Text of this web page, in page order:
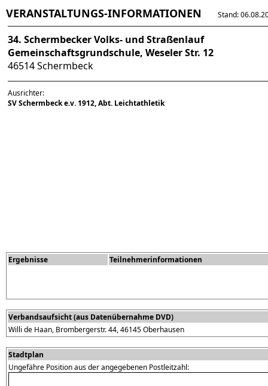
VERANSTALTUNGS-INFORMATIONEN Stand:
34. Schermbecker Volks- und Straßenlauf
Gemeinschaftsgrundschule, Weseler Str. 12
46514 Schermbeck
Ausrichter:
SV Schermbeck e.v. 1912, Abt. Leichtathletik
Ergebnisse Teilnehmerinformationen
Verbandsaufsicht (aus Datenübernahme DVD)
Willi de Haan, Brombergerstr. 44, 46145 Oberhausen
Stadtplan
Ungefähre Position aus der angegebenen Postleitzahl: